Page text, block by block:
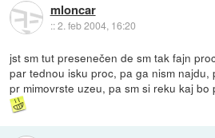
mloncar
::2. feb 2004, 16:20
jst sm tut presenečen de sm tak fajn
par tednou isku proc, pa ga nism najdu,
pr mimovrste uzeu, pa sm si reku kaj